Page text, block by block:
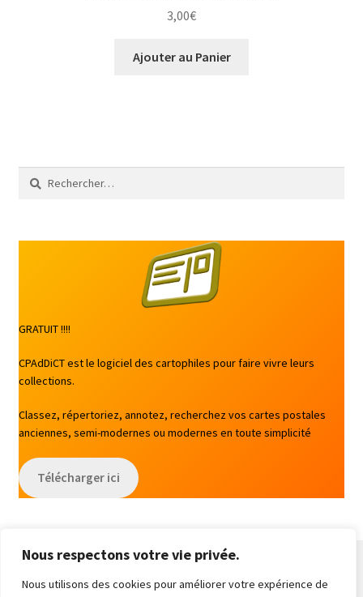
Nous respectons votre vie privée.
Nous utilisons des cookies pour améliorer votre expérience de
3,00€
Ajouter au Panier
Rechercher :
GRATUIT !!!!
CPAdDiCT est le logiciel des cartophiles pour faire vivre leurs
collections.
Classez, répertoriez, annotez, recherchez vos cartes postales
anciennes, semi-modernes ou modernes en toute simplicité
Télécharger ici